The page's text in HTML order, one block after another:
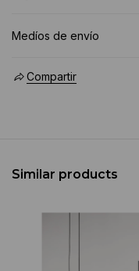
Medíos de envío
Compartir
Similar products